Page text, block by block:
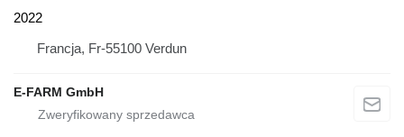
2022
Francja, Fr-55100 Verdun
E-FARM GmbH